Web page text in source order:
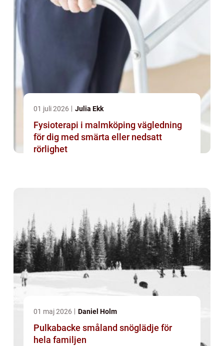
01 juli 2026 Julia Ekk
Fysioterapi i malmköping vägledning
för dig med smärta eller nedsatt
rörlighet
01 maj 2026 Daniel Holm
Pulkabacke småland snöglädje för
hela familjen